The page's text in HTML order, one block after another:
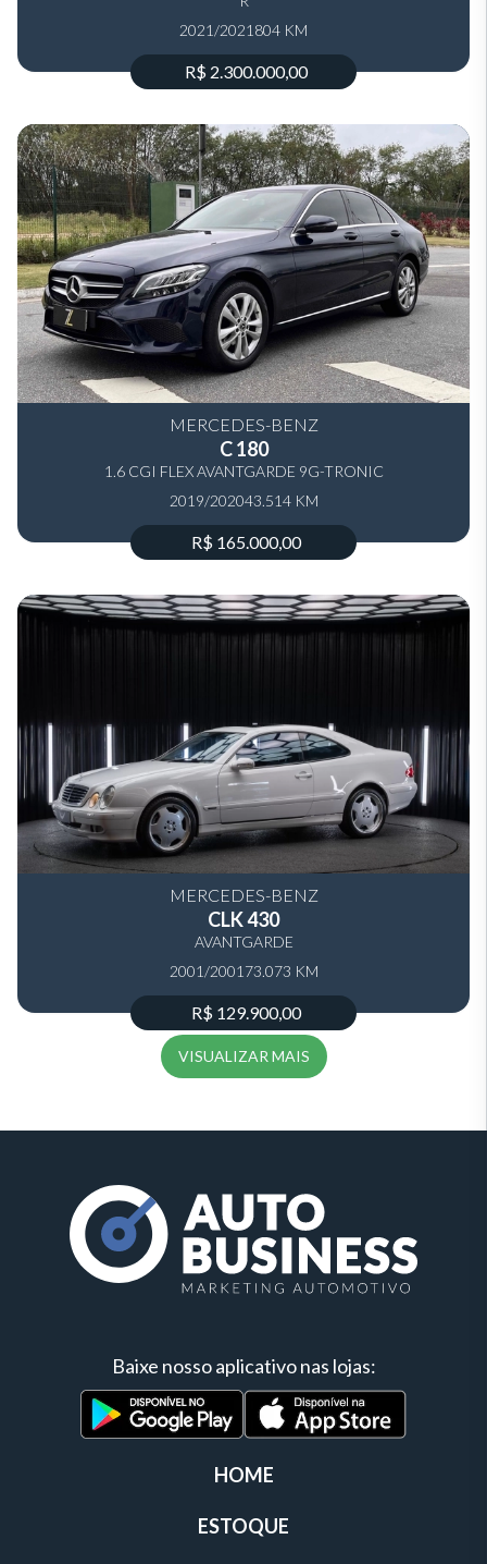
2021/2021 804 KM
R$ 2.300.000,00
MERCEDES-BENZ
C 180
1.6 CGI FLEX AVANTGARDE 9G-TRONIC
2019/202043.514 KM
R$ 165.000,00
MERCEDES-BENZ
CLK 430
AVANTGARDE
2001/2001 73.073 KM
R$ 129.900,00
VISUALIZAR MAIS
Baixe nosso aplicativo nas lojas:
HOME
ESTOQUE